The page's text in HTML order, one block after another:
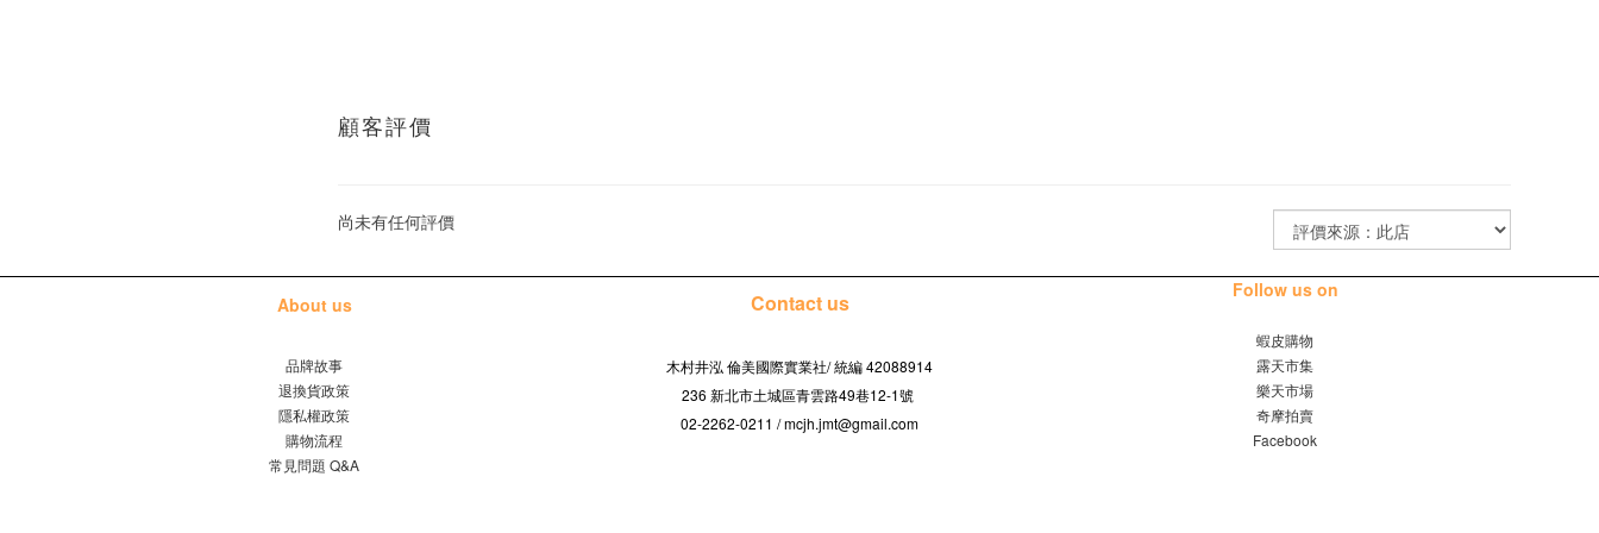
顧客評價
尚未有任何評價
About us
品牌故事
退換貨政策
隱私權政策
購物流程
常見問題 Q&A
Contact us
木村井泓 倫美國際實業社/統編 42088914
236 新北市土城區青雲路49巷12-1號
02-2262-0211 / mcjh.jmt@gmail.com
Follow us on
蝦皮購物
露天市集
樂天市場
奇摩拍賣
Facebook